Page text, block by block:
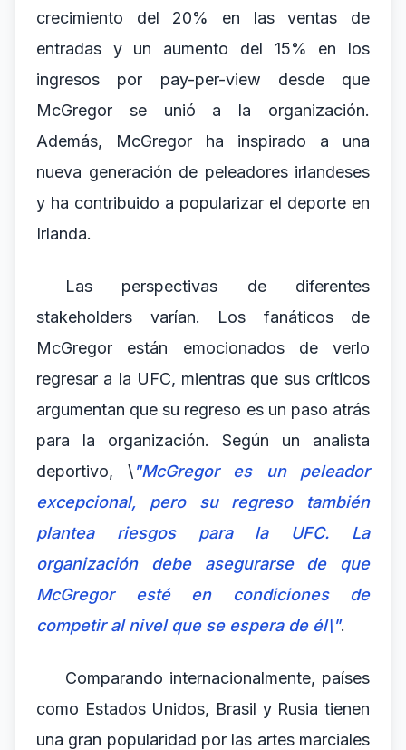
crecimiento del 20% en las ventas de
entradas y un aumento del 15% en los
ingresos por pay-per-view desde que
McGregor se unió a la organización.
Además, McGregor ha inspirado a una
nueva generación de peleadores irlandeses
y ha contribuido a popularizar el deporte en
Irlanda.
Las perspectivas de diferentes
stakeholders varían. Los fanáticos de
McGregor están emocionados de verlo
regresar a la UFC, mientras que sus críticos
argumentan que su regreso es un paso atrás
para la organización. Según un analista
deportivo, \"McGregor es un peleador
excepcional, pero su regreso también
plantea riesgos para la UFC. La
organización debe asegurarse de que
McGregor esté en condiciones de
competir al nivel que se espera de él\".
Comparando internacionalmente, países
como Estados Unidos, Brasil y Rusia tienen
una gran popularidad por las artes marciales